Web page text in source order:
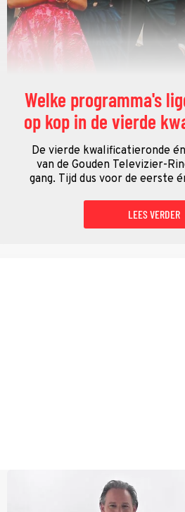
Welke programma's
op kop in de vierde
De vierde kwalificatieronde
van de Gouden Televizier-
gang. Tijd dus voor de eerste
LEES VERDER